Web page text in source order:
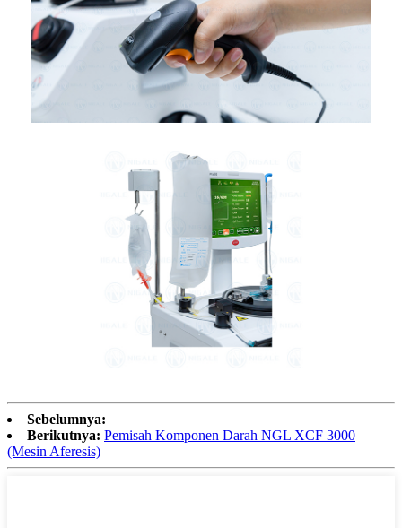
Sebelumnya:
Berikutnya: Pemisah Komponen Darah NGL XCF 3000
(Mesin Aferesis)